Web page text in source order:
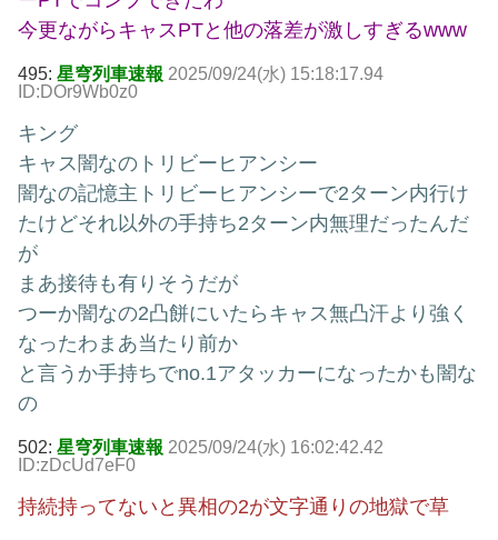
今更ながらキャスPTと他の落差が激しすぎるwww
495: 星穹列車速報 2025/09/24(水) 15:18:17.94
ID:DOr9Wb0z0
キング
キャス闇なのトリビーヒアンシー
闇なの記憶主トリビーヒアンシーで2ターン内行け
たけどそれ以外の手持ち2ターン内無理だったんだ
が
まあ接待も有りそうだが
つーか闇なの2凸餅にいたらキャス無凸汗より強く
なったわまあ当たり前か
と言うか手持ちでno.1アタッカーになったかも闇な
の
502: 星穹列車速報 2025/09/24(水) 16:02:42.42
ID:zDcUd7eF0
持続持ってないと異相の2が文字通りの地獄で草